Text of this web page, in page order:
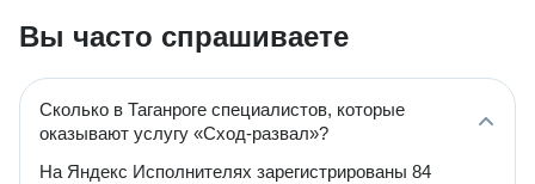
Вы часто спрашиваете
Сколько в Таганроге специалистов, которые
оказывают услугу «Сход-развал»?
На Яндекс Исполнителях зарегистрированы 84